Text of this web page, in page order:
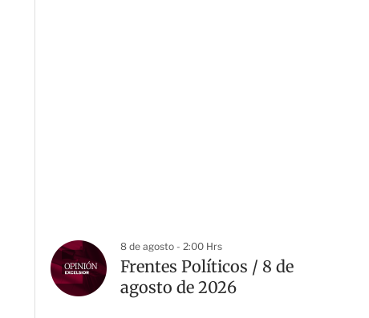
8 de agosto - 2:00 Hrs
Frentes Políticos / 8 de
agosto de 2026